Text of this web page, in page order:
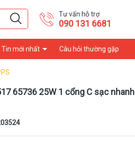
Tư vấn hỗ trợ
090 131 6681
Tin mới nhất Câu hỏi thường gặp
65736 25W 1 cổng C sạc nhanh